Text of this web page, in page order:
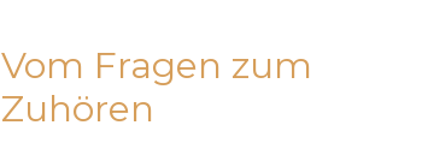
Vom Fragen zum
Zuhören